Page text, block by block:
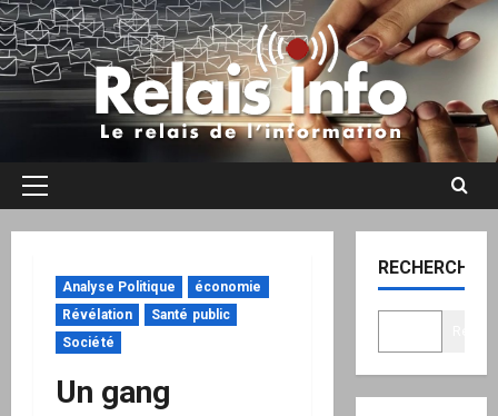
Aller
au
contenu
Menu
Analyse Politique
économie
Révélation
Santé public
Société
Un gang
RECHERCHER